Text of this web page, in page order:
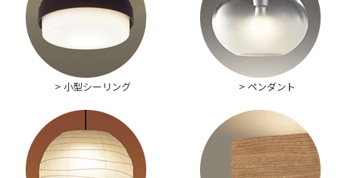
> 小型シーリング > ペンダント